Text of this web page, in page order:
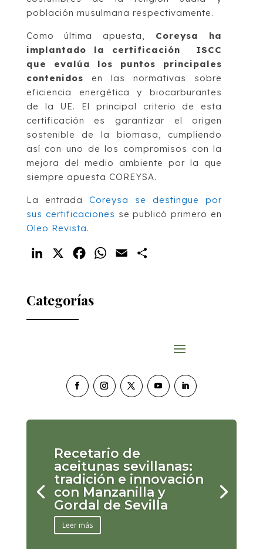
población musulmana respectivamente.
Como última apuesta, Coreysa ha
implantado la certificación ISCC
que evalúa los puntos principales
contenidos en las normativas sobre
eficiencia energética y biocarburantes
de la UE. El principal criterio de esta
certificación es garantizar el origen
sostenible de la biomasa, cumpliendo
así con uno de los compromisos con la
mejora del medio ambiente por la que
siempre apuesta COREYSA.
La entrada Coreysa se destingue por
sus certificaciones se publicó primero en
Oleo Revista.
LinkedIn FacebookWhatsApp
Email
Categorías
Recetario de
aceitunas sevillanas:
tradición e innovación
con Manzanilla y
Gordal de Sevilla
Leer más